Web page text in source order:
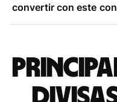
convertir con este